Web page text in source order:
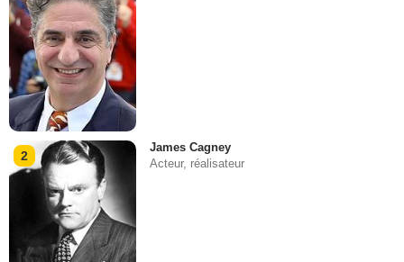
2
James Cagney
Acteur, réalisateur